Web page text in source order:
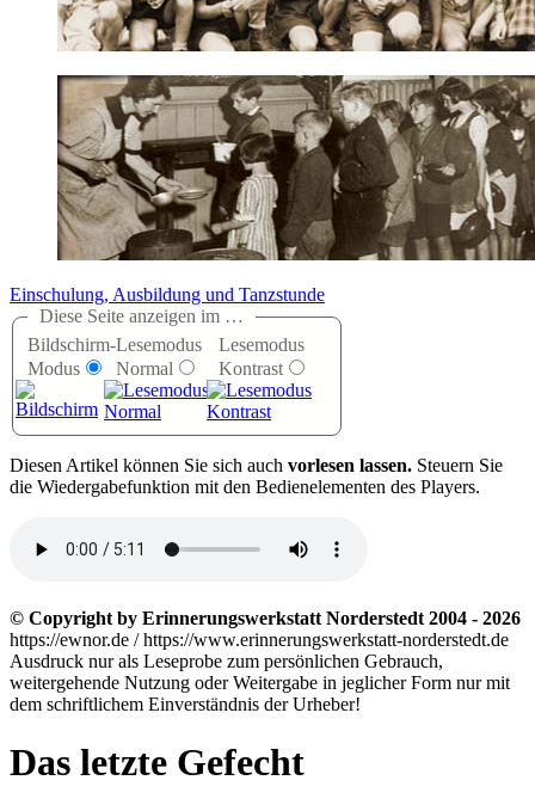
Einschulung, Ausbildung und Tanzstunde
Diese Seite anzeigen im …
Bildschirm-
Modus
Lesemodus
Normal
Lesemodus
Kontrast
Diesen Artikel können Sie sich auch vorlesen lassen. Steuern Sie
die Wiedergabefunktion mit den Bedienelementen des Players.
© Copyright by Erinnerungswerkstatt Norderstedt 2004 - 2026
https://ewnor.de / https://www.erinnerungswerkstatt-norderstedt.de
Ausdruck nur als Leseprobe zum persönlichen Gebrauch,
weitergehende Nutzung oder Weitergabe in jeglicher Form nur mit
dem schriftlichem Einverständnis der Urheber!
Das letzte Gefecht